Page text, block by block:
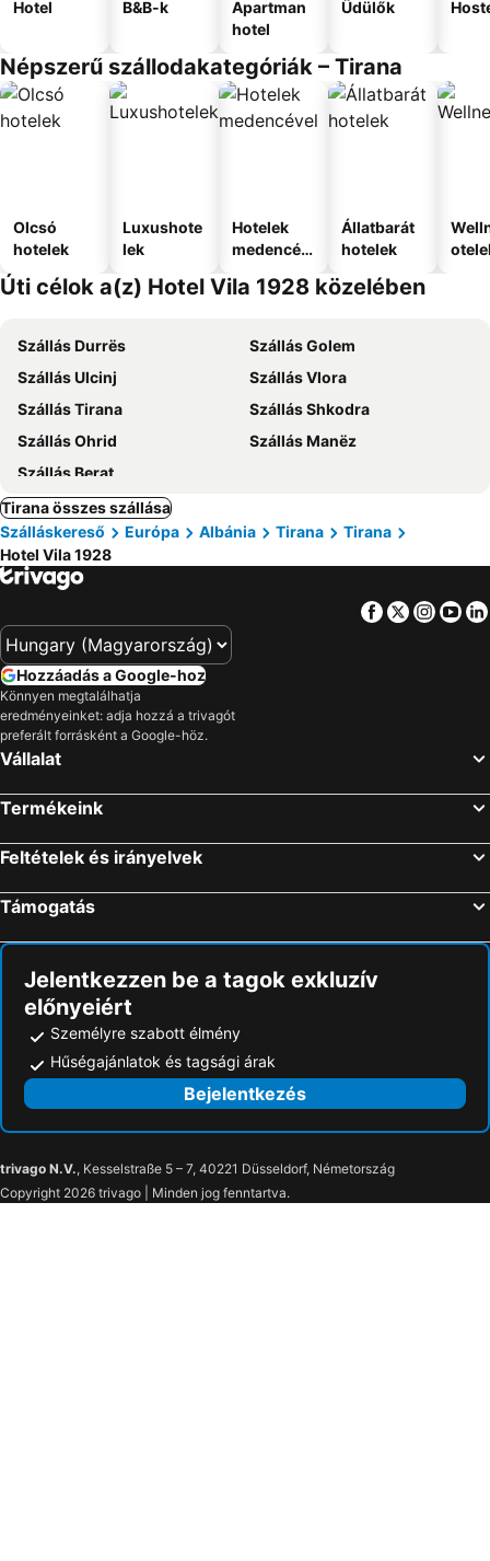
Hotel B&B-k
Apartman
hotel
Üdülők
Népszerű szállodakategóriák – Tirana
Olcsó
hotelek
Luxushote
lek
Hotelek
medencév
Állatbarát
hotelek
Úti célok a(z) Hotel Vila 1928 közelében
Szállás Durrës
Szállás Golem
Szállás Ulcinj
Szállás Vlora
Szállás Tirana
Szállás Shkodra
Szállás Ohrid
Szállás Manëz
Szállás Berat
Tirana összes szállása
Szálláskereső
Európa Albánia Tirana
Tirana
Hotel Vila 1928
Facebook
Twitter
Hozzáadás a Google-hoz
Könnyen megtalálhatja
eredményeinket: adja hozzá a trivagót
preferált forrásként a Google-höz.
Vállalat
Termékeink
Feltételek és irányelvek
Támogatás
Jelentkezzen be a tagok exkluzív
előnyeiért
Személyre szabott élmény
Hűségajánlatok és tagsági árak
Bejelentkezés
trivago N.V., Kesselstraße 5 – 7, 40221 Düsseldorf, Németország
Copyright 2026 trivago | Minden jog fenntartva.